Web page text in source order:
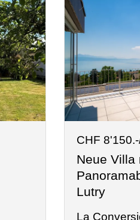
CHF
Neue Villa
Lutry
La